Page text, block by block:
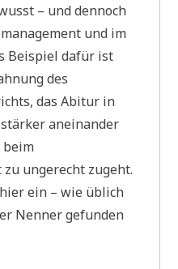
– und dennoch
und im
Beispiel dafür ist
des
das Abitur in
aneinander
beim
ungerecht zugeht.
ein – wie üblich
Nenner gefunden